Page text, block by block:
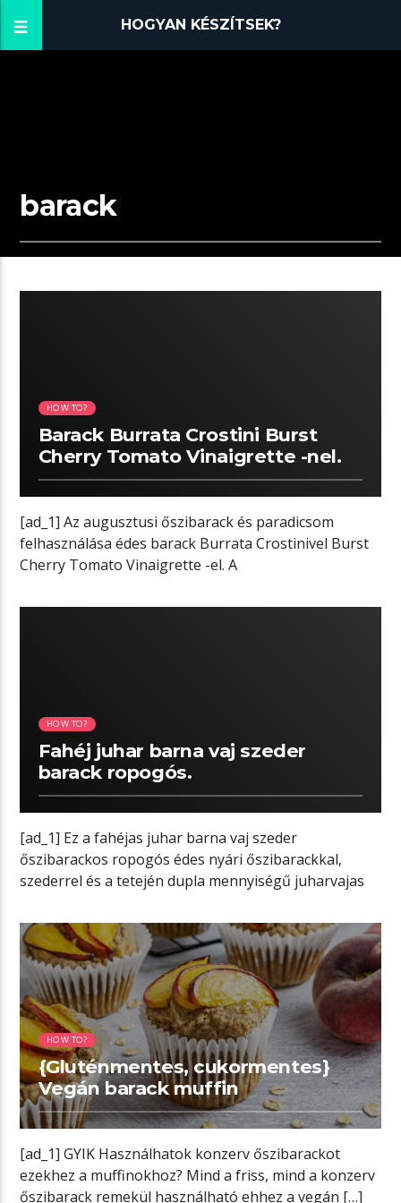
HOGYAN KÉSZÍTSEK?
barack
HOW TO?
Barack Burrata Crostini Burst
Cherry Tomato Vinaigrette -nel.
[ad_1] Az augusztusi őszibarack és paradicsom
felhasználása édes barack Burrata Crostinivel Burst
Cherry Tomato Vinaigrette -el. A
[…]
HOW TO?
Fahéj juhar barna vaj szeder
barack ropogós.
[ad_1] Ez a fahéjas juhar barna vaj szeder
őszibarackos ropogós édes nyári őszibarackkal,
szederrel és a tetején dupla mennyiségű juharvajas
01:58 READ TIME
HOW TO?
{Gluténmentes, cukormentes}
Vegán barack muffin
[ad_1] GYIK Használhatok konzerv őszibarackot
ezekhez a muffinokhoz? Mind a friss, mind a konzerv
őszibarack remekül használható ehhez a vegán […]